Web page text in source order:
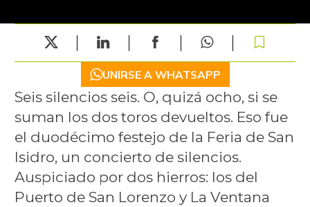
UNIRSE A WHATSAPP
Seis silencios seis. O, quizá ocho, si se
suman los dos toros devueltos. Eso fue
el duodécimo festejo de la Feria de San
Isidro, un concierto de silencios.
Auspiciado por dos hierros: los del
Puerto de San Lorenzo y La Ventana